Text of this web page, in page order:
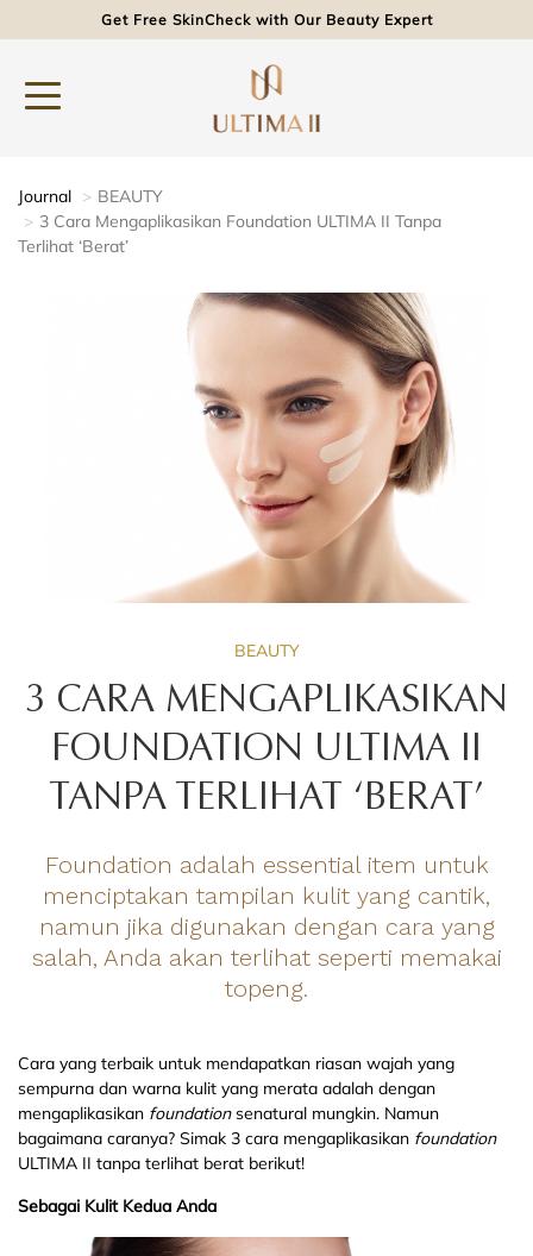
Get Free SkinCheck with Our Beauty Expert
Journal
BEAUTY
3 Cara Mengaplikasikan Foundation ULTIMA II Tanpa
Terlihat ‘Berat’
BEAUTY
3 CARA MENGAPLIKASIKAN
FOUNDATION ULTIMA II
TANPA TERLIHAT ‘BERAT’
Foundation adalah essential item untuk
menciptakan tampilan kulit yang cantik,
namun jika digunakan dengan cara yang
salah, Anda akan terlihat seperti memakai
topeng.
Cara yang terbaik untuk mendapatkan riasan wajah yang
sempurna dan warna kulit yang merata adalah dengan
mengaplikasikan foundationsenatural mungkin. Namun
bagaimana caranya? Simak 3 cara mengaplikasikan foundation
ULTIMA II tanpa terlihat berat berikut!
Sebagai Kulit Kedua Anda